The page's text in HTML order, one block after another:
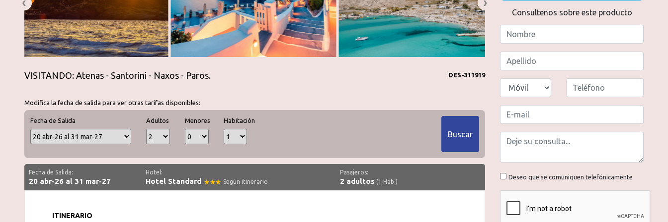
VISITANDO: Atenas - Santorini - Naxos - Paros. DES-311919
Modifica la fecha de salida para ver otras tarifas disponibles:
Fecha de Salida Adultos Menores Habitación
Buscar
Fecha de Salida:
20 abr-26 al 31 mar-27
Hotel:
Hotel Standard Según itinerario
Pasajeros:
2 adultos (1 Hab.)
ITINERARIO
Consultenos sobre este producto
Deseo que se comuniquen telefónicamente